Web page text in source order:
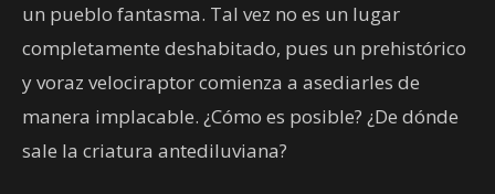
un pueblo fantasma. Tal vez no es un lugar
completamente deshabitado, pues un prehistórico
y voraz velociraptor comienza a asediarles de
manera implacable. ¿Cómo es posible? ¿De dónde
sale la criatura antediluviana?